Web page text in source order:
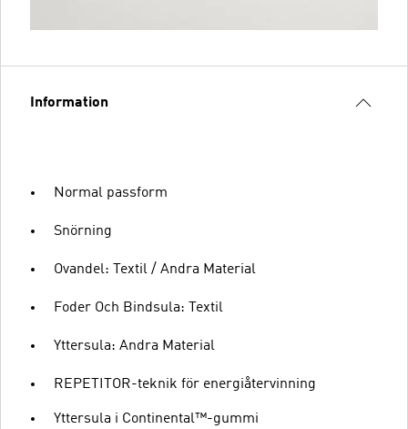
Information
Normal passform
Snörning
Ovandel: Textil / Andra Material
Foder Och Bindsula: Textil
Yttersula: Andra Material
REPETITOR-teknik för energiåtervinning
Yttersula i Continental™-gummi